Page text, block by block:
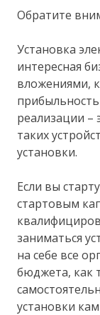
Обратите
Установка
интересная
вложениями,
реализации –
таких
установки.
Если вы
стартовым
заниматься
на себе все
бюджета, как
установки